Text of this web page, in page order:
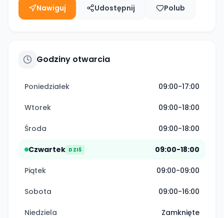
Nawiguj Udostępnij Polub
Godziny otwarcia
Poniedziałek 09:00-17:00
Wtorek 09:00-18:00
Środa 09:00-18:00
Czwartek DZIŚ 09:00-18:00
Piątek 09:00-09:00
Sobota 09:00-16:00
Niedziela Zamknięte